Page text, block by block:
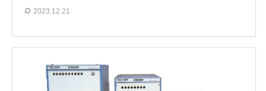
2023.12.21